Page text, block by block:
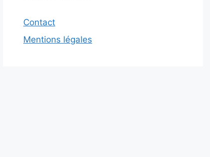
Contact
Mentions légales